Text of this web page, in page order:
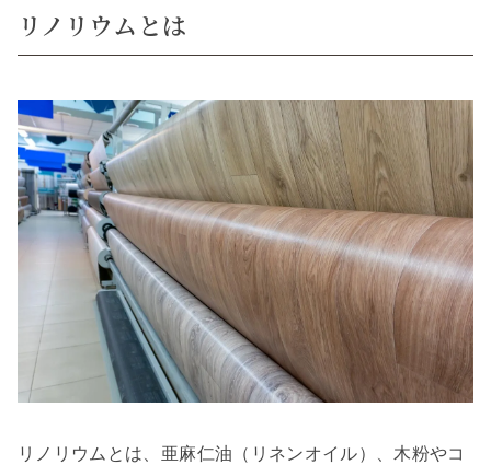
リノリウムとは
リノリウムとは、亜麻仁油（リネンオイル）、木粉やコ